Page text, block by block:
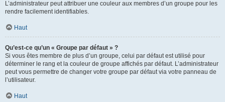
L’administrateur peut attribuer une couleur aux membres d’un groupe pour les
rendre facilement identifiables.
Haut
Qu’est-ce qu’un « Groupe par défaut » ?
Si vous êtes membre de plus d’un groupe, celui par défaut est utilisé pour
déterminer le rang et la couleur de groupe affichés par défaut. L’administrateur
peut vous permettre de changer votre groupe par défaut via votre panneau de
l’utilisateur.
Haut